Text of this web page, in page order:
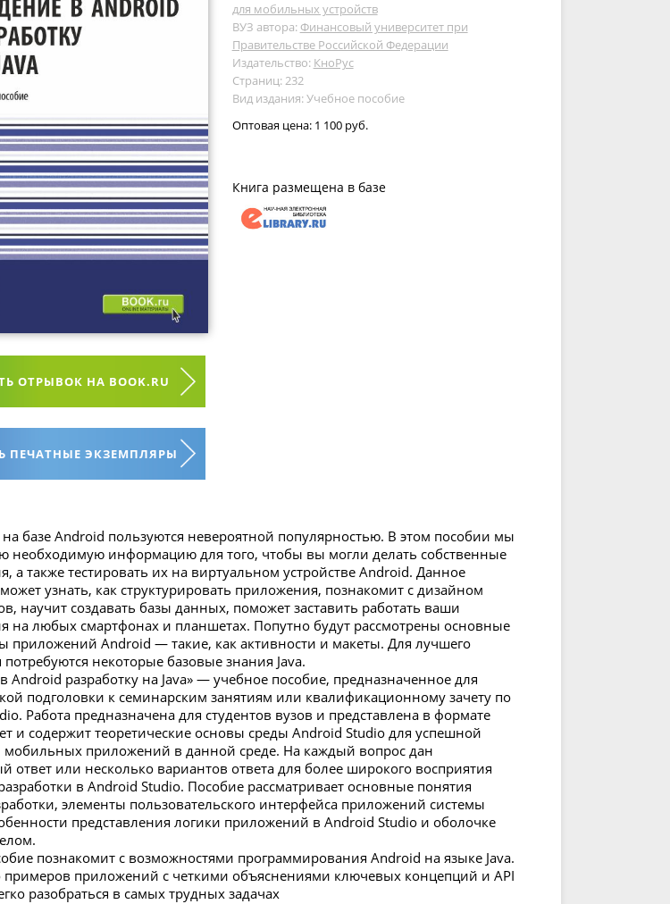
ОТРЫВОК НА BOOK.RU
ПЕЧАТНЫЕ ЭКЗЕМПЛЯРЫ
для мобильных устройств
ВУЗ автора: Финансовый университет при
Правительстве Российской Федерации
Издательство: КноРус
Страниц: 232
Вид издания: Учебное пособие
Оптовая цена: 1 100 руб.
Книга размещена в базе
на базе Android пользуются невероятной популярностью. В этом пособии мы
необходимую информацию для того, чтобы вы могли делать собственные
а также тестировать их на виртуальном устройстве Android. Данное
узнать, как структурировать приложения, познакомит с дизайном
научит создавать базы данных, поможет заставить работать ваши
на любых смартфонах и планшетах. Попутно будут рассмотрены основные
приложений Android — такие, как активности и макеты. Для лучшего
некоторые базовые знания Java.
Android разработку на Java» — учебное пособие, предназначенное для
подголовки к семинарским занятиям или квалификационному зачету по
Работа предназначена для студентов вузов и представлена в формате
и содержит теоретические основы среды Android Studio для успешной
мобильных приложений в данной среде. На каждый вопрос дан
ответ или несколько вариантов ответа для более широкого восприятия
в Android Studio. Пособие рассматривает основные понятия
элементы пользовательского интерфейса приложений системы
представления логики приложений в Android Studio и оболочке
познакомит с возможностями программирования Android на языке Java.
приложений с четкими объяснениями ключевых концепций и API
разобраться в самых трудных задачах